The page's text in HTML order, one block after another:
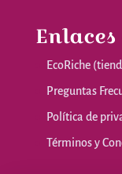
EcoRiche
Preguntas
Política de
Términos y